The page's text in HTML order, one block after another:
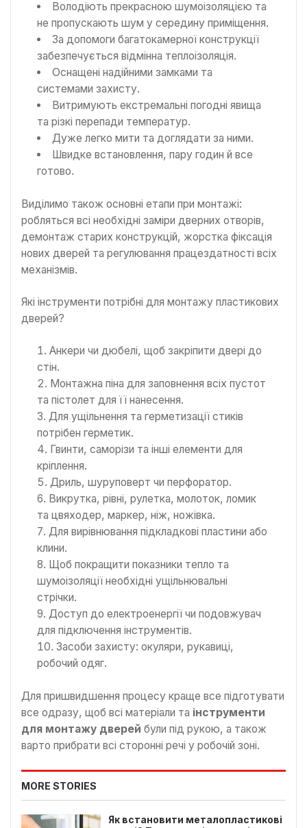
Володіють прекрасною шумоізоляцією та
не пропускають шум у середину приміщення.
За допомоги багатокамерної конструкції
забезпечується відмінна теплоізоляція.
Оснащені надійними замками та
системами захисту.
Витримують екстремальні погодні явища
та різкі перепади температур.
Дуже легко мити та доглядати за ними.
Швидке встановлення, пару годин й все
готово.
Виділимо також основні етапи при монтажі:
робляться всі необхідні заміри дверних отворів,
демонтаж старих конструкцій, жорстка фіксація
нових дверей та регулювання працездатності всіх
механізмів.
Які інструменти потрібні для монтажу пластикових
дверей?
Анкери чи дюбелі, щоб закріпити двері до
стін.
Монтажна піна для заповнення всіх пустот
та пістолет для її нанесення.
Для ущільнення та герметизації стиків
потрібен герметик.
Гвинти, саморізи та інші елементи для
кріплення.
Дриль, шуруповерт чи перфоратор.
Викрутка, рівні, рулетка, молоток, ломик
та цвяходер, маркер, ніж, ножівка.
Для вирівнювання підкладкові пластини або
клини.
Щоб покращити показники тепло та
шумоізоляції необхідні ущільнювальні
стрічки.
Доступ до електроенергії чи подовжувач
для підключення інструментів.
Засоби захисту: окуляри, рукавиці,
робочий одяг.
Для пришвидшення процесу краще все підготувати
все одразу, щоб всі матеріали та інструменти
для монтажу дверей були під рукою, а також
варто прибрати всі сторонні речі у робочій зоні.
MORE STORIES
Як встановити металопластикові